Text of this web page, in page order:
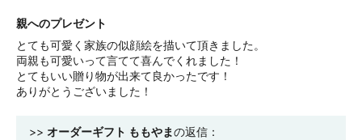
親へのプレゼント
とても可愛く家族の似顔絵を描いて頂きました。
両親も可愛いって言てて喜んでくれました！
とてもいい贈り物が出来て良かったです！
ありがとうございました！
>> オーダーギフト ももやまの返信：